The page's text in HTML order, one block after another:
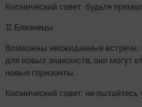
Космический совет: будьте
♊ Близнецы
Возможны неожиданные встречи.
для новых знакомств, они могут
новые горизонты.
Космический совет: не пытайтесь